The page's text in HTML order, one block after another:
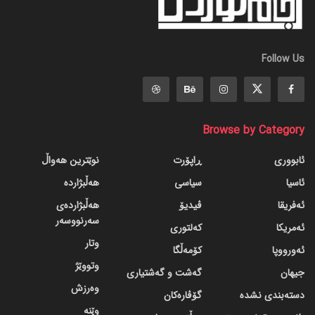
Follow Us
Browse by Category
ئابووری
ئاسیا
ئەفریقا
ئەمریکا
ئەورووپا
جیهان
دسته‌بندی نشده
ڕاپۆرت
سیاسی
ڤیدیۆ
کەلتوری
کۆمەڵگا
گه‌شت و گه‌شتیاری
گۆڤاره‌کان
نوێترین هەواڵ
هەڵبژاردە
هەڵبژاردەی
سەرنووسەر
وتار
وتووێژ
وەرزش
وێنە